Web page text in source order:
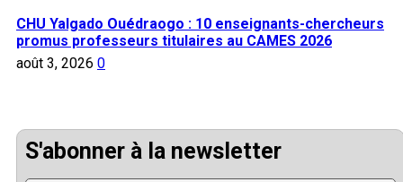
CHU Yalgado Ouédraogo : 10 enseignants-chercheurs
promus professeurs titulaires au CAMES 2026
août 3, 2026 0
S'abonner à la newsletter